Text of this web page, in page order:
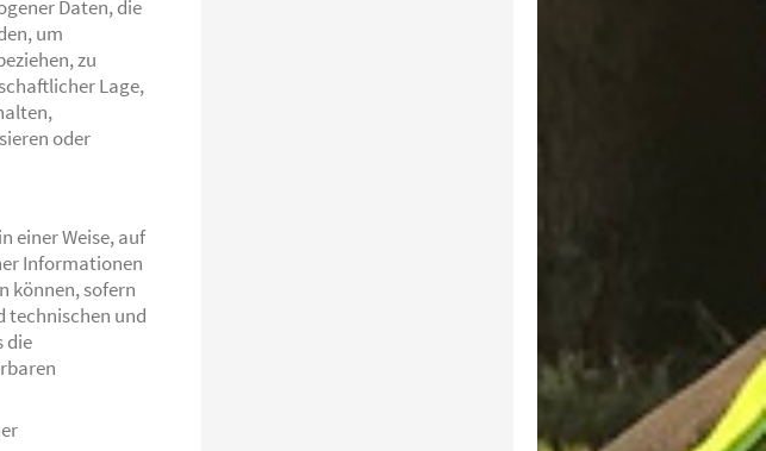
Daten, die
um
zu
Lage,
oder
einer Weise, auf
Informationen
können, sofern
technischen und
die